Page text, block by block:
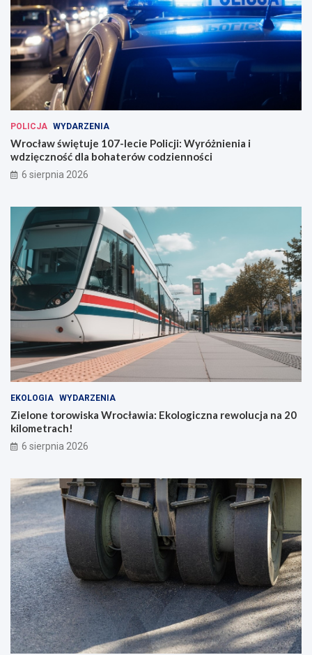
a
w
e
W
r
o
c
ł
w
i
u
w
POLICJA WYDARZENIA
Wrocław świętuje 107-lecie Policji: Wyróżnienia i
wdzięczność dla bohaterów codzienności
6 sierpnia 2026
EKOLOGIA WYDARZENIA
Zielone torowiska Wrocławia: Ekologiczna rewolucja na 20
kilometrach!
6 sierpnia 2026